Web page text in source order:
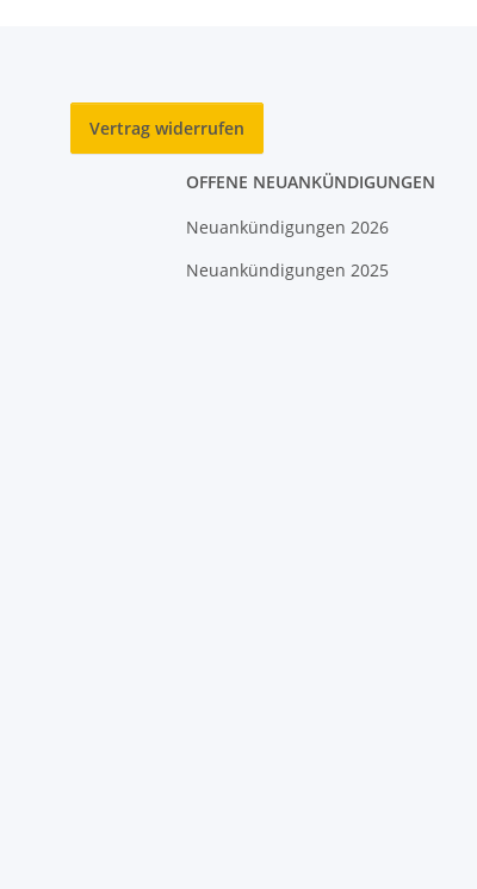
Vertrag widerrufen
OFFENE NEUANKÜNDIGUNGEN
Neuankündigungen 2026
Neuankündigungen 2025